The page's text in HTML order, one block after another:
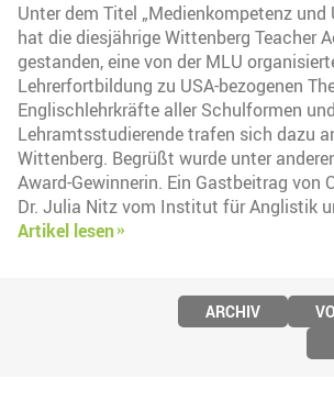
Unter dem Titel „Medienkompetenz und
hat die diesjährige Wittenberg Teacher
gestanden, eine von der MLU
Lehrerfortbildung zu USA-bezogenen
Englischlehrkräfte aller Schulformen und
Lehramtsstudierende trafen sich dazu
Wittenberg. Begrüßt wurde unter
Award-Gewinnerin. Ein Gastbeitrag von
Dr. Julia Nitz vom Institut für Anglistik
Artikel lesen
ARCHIV